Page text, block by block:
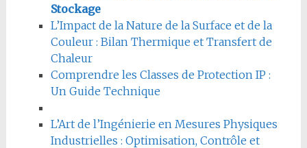
Stockage
L’Impact de la Nature de la Surface et de la
Couleur : Bilan Thermique et Transfert de
Chaleur
Comprendre les Classes de Protection IP :
Un Guide Technique
L’Art de l’Ingénierie en Mesures Physiques
Industrielles : Optimisation, Contrôle et